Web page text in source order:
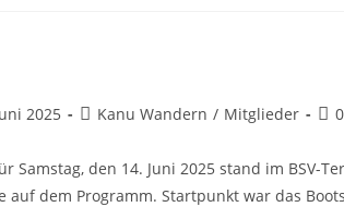
2025
Beitrags-
Kanu Wandern / Mitglieder
Samstag, den 14. Juni 2025 stand im
auf dem Programm. Startpunkt war das